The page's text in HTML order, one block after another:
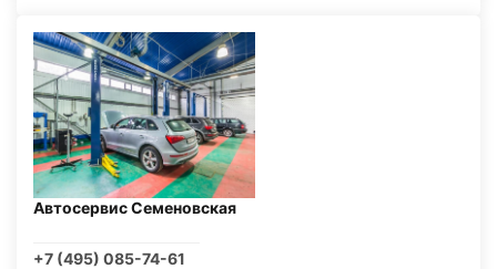
Автосервис Семеновская
+7 (495) 085-74-61